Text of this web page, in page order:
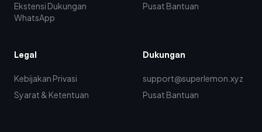
Ekstensi Dukungan
WhatsApp
Pusat Bantuan
Legal
Kebijakan Privasi
Syarat & Ketentuan
Dukungan
support@superlemon.xyz
Pusat Bantuan